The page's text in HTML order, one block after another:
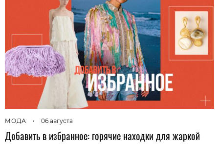
МОДА • 06 августа
Добавить в избранное: горячие находки для жаркой